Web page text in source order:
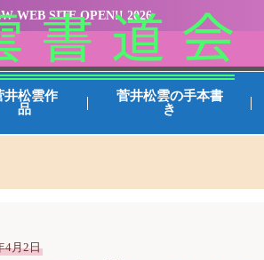
WEB SITE OPEN!! 2026
書 道 会
井松雲作
品
菅井松雲の手本書
き
4月2日